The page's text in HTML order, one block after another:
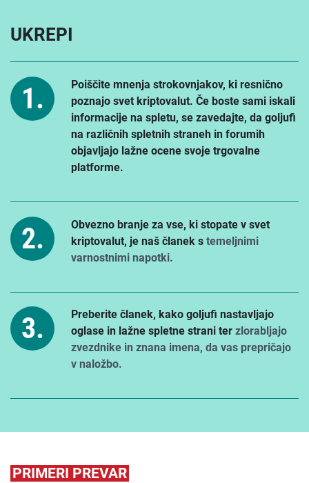
UKREPI
Poiščite mnenja strokovnjakov, ki resnično
poznajo svet kriptovalut. Če boste sami iskali
informacije na spletu, se zavedajte, da goljufi
na različnih spletnih straneh in forumih
objavljajo lažne ocene svoje trgovalne
platforme.
Obvezno branje za vse, ki stopate v svet
kriptovalut, je naš članek s temeljnimi
varnostnimi napotki.
Preberite članek, kako goljufi nastavljajo
oglase in lažne spletne strani ter zlorabljajo
zvezdnike in znana imena, da vas prepričajo
v naložbo.
PRIMERI PREVAR